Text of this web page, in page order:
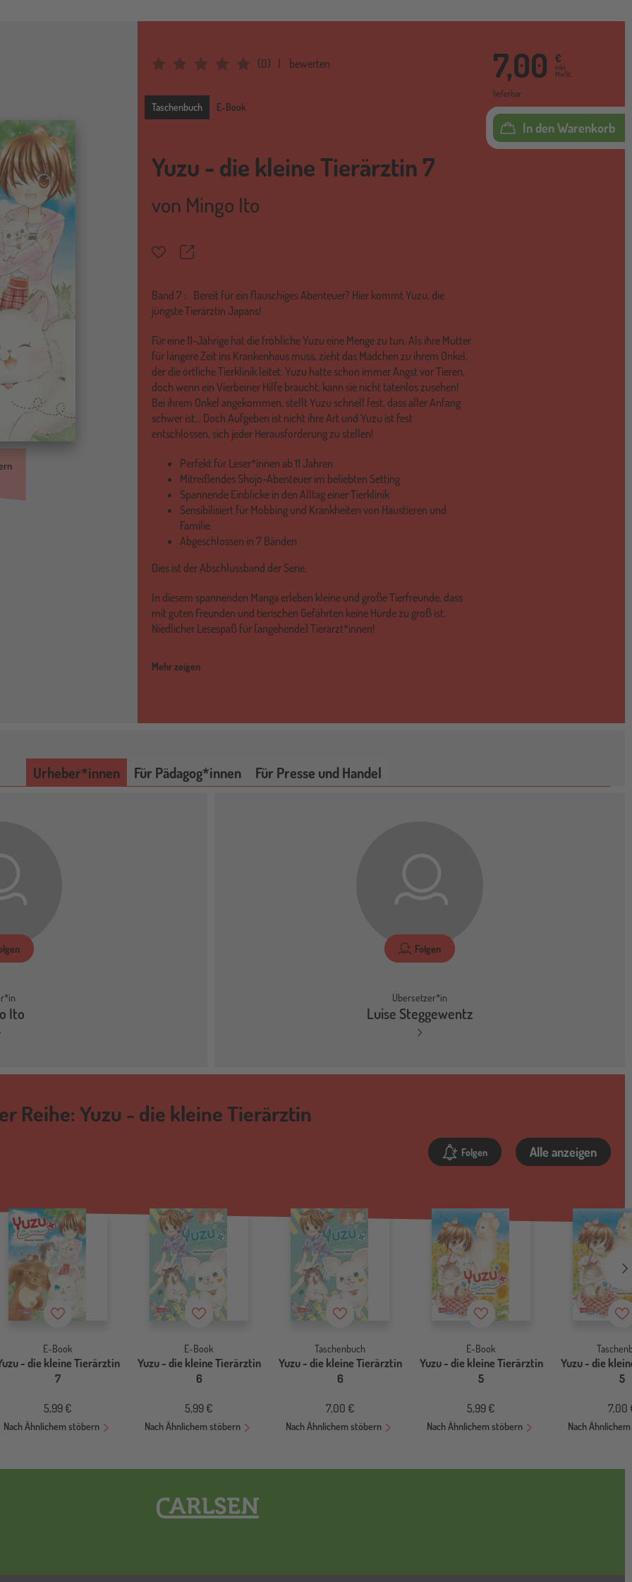
Average Rating: 0 (0) bewerten
Taschenbuch
Taschenbuch
E-Book
Yuzu - die kleine Tierärztin 7
von Mingo Ito
MerkzettelTeilen
Band 7 : Bereit für ein flauschiges Abenteuer? Hier kommt Yuzu, die
jüngste Tierärztin Japans!
Für eine 11-Jährige hat die fröhliche Yuzu eine Menge zu tun. Als ihre Mutter
für längere Zeit ins Krankenhaus muss, zieht das Mädchen zu ihrem Onkel,
der die örtliche Tierklinik leitet. Yuzu hatte schon immer Angst vor Tieren,
doch wenn ein Vierbeiner Hilfe braucht, kann sie nicht tatenlos zusehen!
Bei ihrem Onkel angekommen, stellt Yuzu schnell fest, dass aller Anfang
schwer ist… Doch Aufgeben ist nicht ihre Art und Yuzu ist fest
entschlossen, sich jeder Herausforderung zu stellen!
Perfekt für Leser*innen ab 11 Jahren
Mitreißendes Shojo-Abenteuer im beliebten Setting
Spannende Einblicke in den Alltag einer Tierklinik
Sensibilisiert für Mobbing und Krankheiten von Haustieren und
Familie
Abgeschlossen in 7 Bänden
Dies ist der Abschlussband der Serie.
In diesem spannenden Manga erleben kleine und große Tierfreunde, dass
mit guten Freunden und tierischen Gefährten keine Hürde zu groß ist.
Niedlicher Lesespaß für (angehende) Tierärzt*innen!
Mehr zeigen
7,00 €
inkl.
MwSt.
lieferbar
In den Warenkorb
Urheber*innen Für Pädagog*innen Für Presse und Handel
Ito
Folgen
Übersetzer*in
Luise Steggewentz
Reihe: Yuzu - die kleine Tierärztin
Folgen Alle anzeigen
Merkzettel
E-Book
- die kleine Tierärztin
7
5,99 €
Nach Ähnlichem stöbern
Merkzettel
E-Book
Yuzu - die kleine Tierärztin
6
5,99 €
Nach Ähnlichem stöbern
Merkzettel
Taschenbuch
Yuzu - die kleine Tierärztin
6
7,00 €
Nach Ähnlichem stöbern
Merkzettel
E-Book
Yuzu - die kleine Tierärztin
5
5,99 €
Nach Ähnlichem stöbern
Yuzu - die
5
7,00
Nach